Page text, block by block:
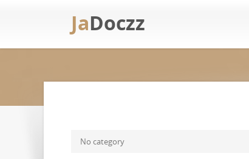
JaDoczz
No category